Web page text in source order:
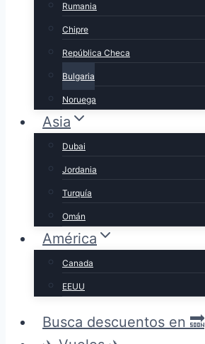
Rumania
Chipre
República Checa
Bulgaria
Noruega
Asia
Dubai
Jordania
Turquía
Omán
América
Canada
EEUU
Busca descuentos en 🔜